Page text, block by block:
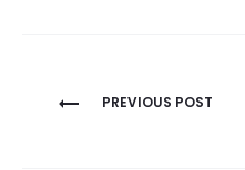
Navegación
PREVIOUS POST